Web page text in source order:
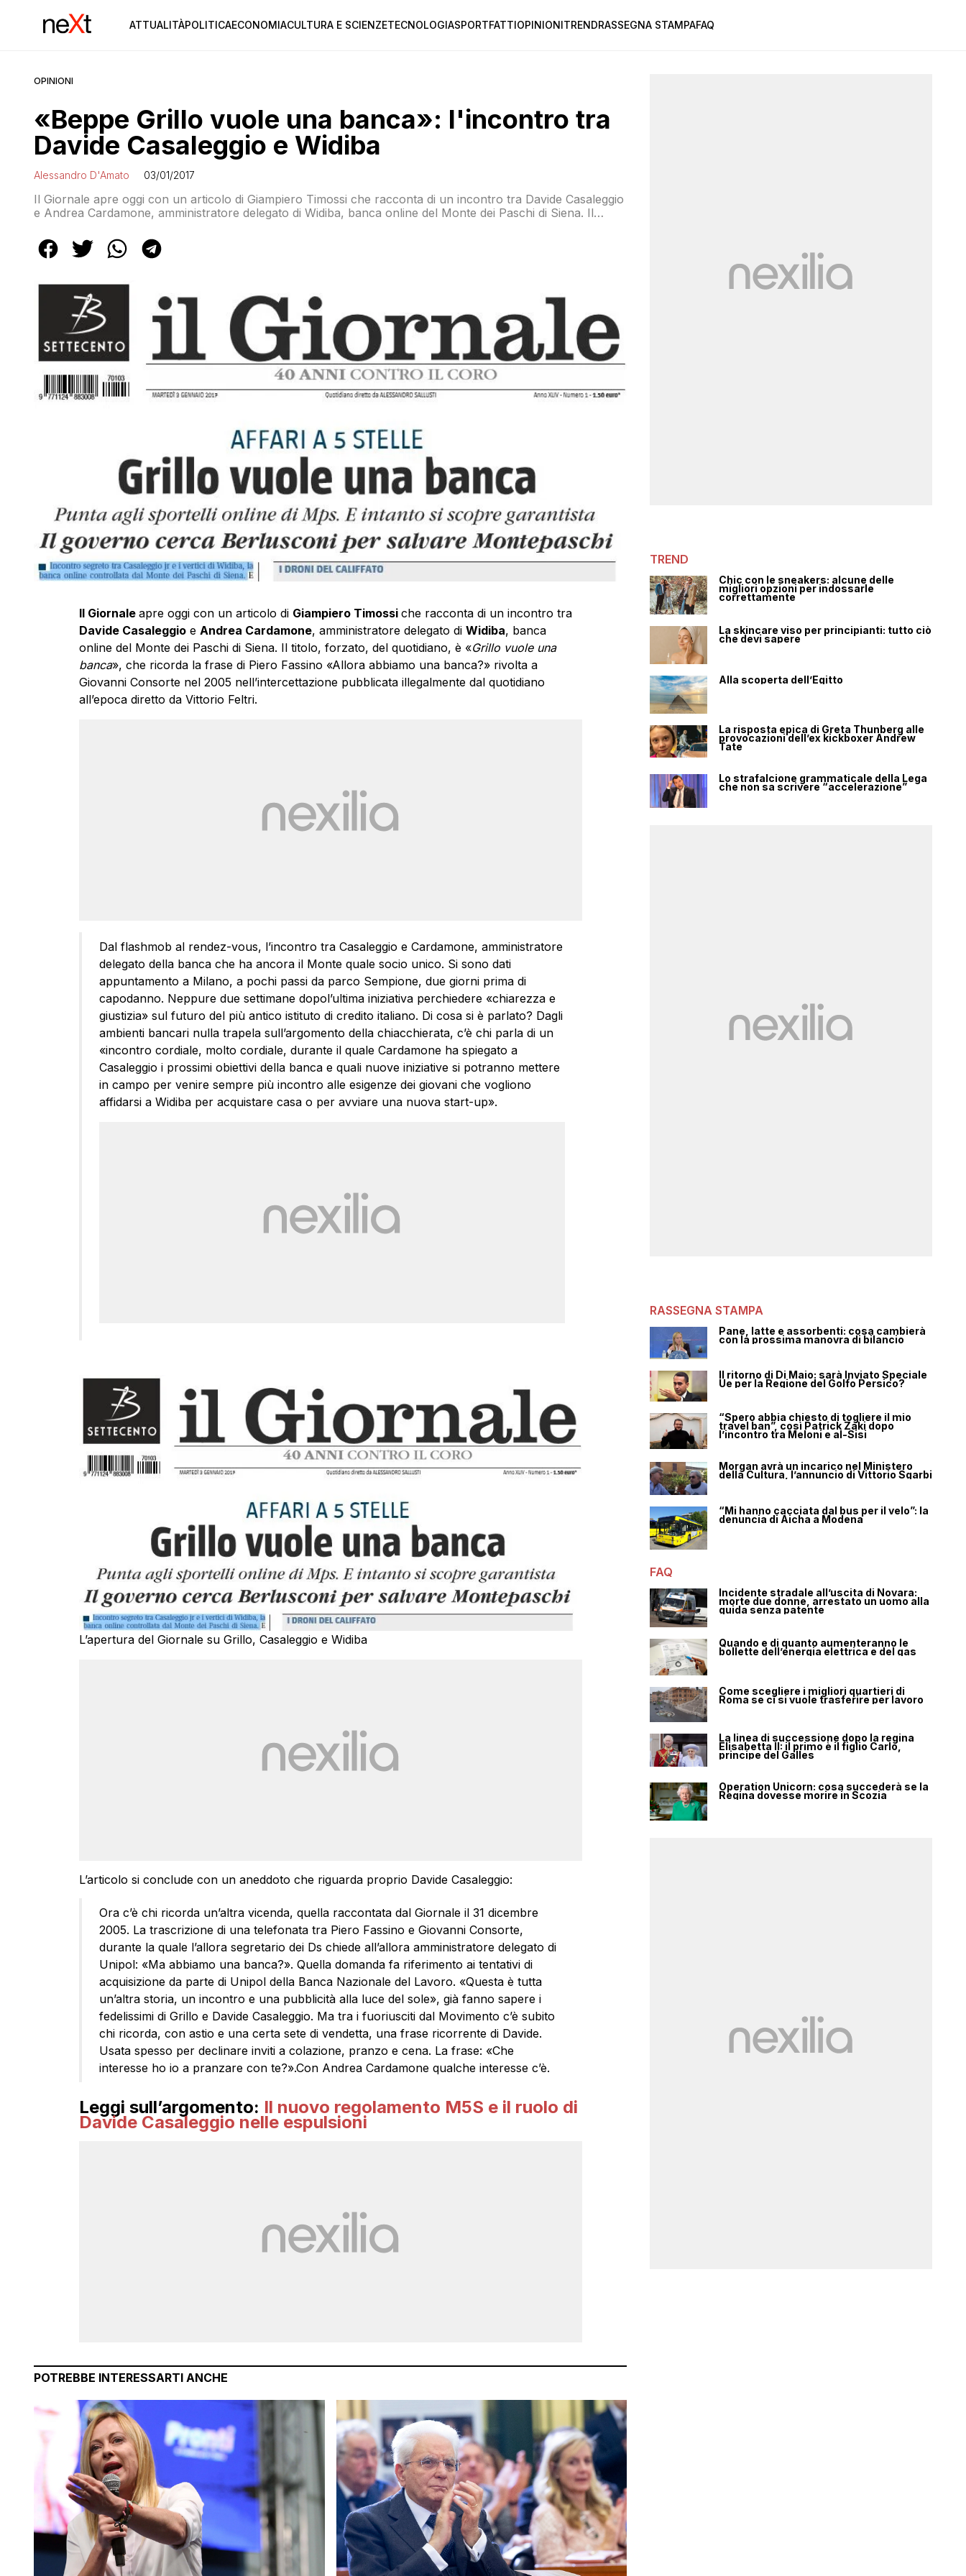
ATTUALITÀPOLITICAECONOMIACULTURA E SCIENZETECNOLOGIASPORTFATTIOPINIONITRENDRASSEGNA STAMPAFAQ
OPINIONI
«Beppe Grillo vuole una banca»: l'incontro tra
Davide Casaleggio e Widiba
Alessandro D'Amato 03/01/2017
Il Giornale apre oggi con un articolo di Giampiero Timossi che racconta di un incontro tra Davide Casaleggio
e Andrea Cardamone, amministratore delegato di Widiba, banca online del Monte dei Paschi di Siena. Il
abbiamo una banca?» rivolta […]
Il Giornale apre oggi con un articolo di Giampiero Timossi che racconta di un incontro tra
Davide Casaleggioe Andrea Cardamone, amministratore delegato di Widiba, banca
online del Monte dei Paschi di Siena. Il titolo, forzato, del quotidiano, è «Grillo vuole una
banca», che ricorda la frase di Piero Fassino «Allora abbiamo una banca?» rivolta a
Giovanni Consorte nel 2005 nell’intercettazione pubblicata illegalmente dal quotidiano
all’epoca diretto da Vittorio Feltri.
Dal flashmob al rendez-vous, l’incontro tra Casaleggio e Cardamone, amministratore
delegato della banca che ha ancora il Monte quale socio unico. Si sono dati
appuntamento a Milano, a pochi passi da parco Sempione, due giorni prima di
capodanno. Neppure due settimane dopol’ultima iniziativa perchiedere «chiarezza e
giustizia» sul futuro del più antico istituto di credito italiano. Di cosa si è parlato? Dagli
ambienti bancari nulla trapela sull’argomento della chiacchierata, c’è chi parla di un
«incontro cordiale, molto cordiale, durante il quale Cardamone ha spiegato a
Casaleggio i prossimi obiettivi della banca e quali nuove iniziative si potranno mettere
in campo per venire sempre più incontro alle esigenze dei giovani che vogliono
affidarsi a Widiba per acquistare casa o per avviare una nuova start-up».
L’apertura del Giornale su Grillo, Casaleggio e Widiba
L’articolo si conclude con un aneddoto che riguarda proprio Davide Casaleggio:
Ora c’è chi ricorda un’altra vicenda, quella raccontata dal Giornale il 31 dicembre
2005. La trascrizione di una telefonata tra Piero Fassino e Giovanni Consorte,
durante la quale l’allora segretario dei Ds chiede all’allora amministratore delegato di
Unipol: «Ma abbiamo una banca?». Quella domanda fa riferimento ai tentativi di
acquisizione da parte di Unipol della Banca Nazionale del Lavoro. «Questa è tutta
un’altra storia, un incontro e una pubblicità alla luce del sole», già fanno sapere i
fedelissimi di Grillo e Davide Casaleggio. Ma tra i fuoriusciti dal Movimento c’è subito
chi ricorda, con astio e una certa sete di vendetta, una frase ricorrente di Davide.
Usata spesso per declinare inviti a colazione, pranzo e cena. La frase: «Che
interesse ho io a pranzare con te?».Con Andrea Cardamone qualche interesse c’è.
Leggi sull’argomento: Il nuovo regolamento M5S e il ruolo di
Davide Casaleggio nelle espulsioni
POTREBBE INTERESSARTI ANCHE
TREND
Chic con le sneakers: alcune delle
migliori opzioni per indossarle
correttamente
La skincare viso per principianti: tutto ciò
che devi sapere
Alla scoperta dell’Egitto
La risposta epica di Greta Thunberg alle
provocazioni dell’ex kickboxer Andrew
Tate
Lo strafalcione grammaticale della Lega
che non sa scrivere “accelerazione”
RASSEGNA STAMPA
Pane, latte e assorbenti: cosa cambierà
con la prossima manovra di bilancio
Il ritorno di Di Maio: sarà Inviato Speciale
Ue per la Regione del Golfo Persico?
“Spero abbia chiesto di togliere il mio
travel ban”, così Patrick Zaki dopo
l’incontro tra Meloni e al-Sisi
Morgan avrà un incarico nel Ministero
della Cultura, l’annuncio di Vittorio Sgarbi
“Mi hanno cacciata dal bus per il velo”: la
denuncia di Aicha a Modena
FAQ
Incidente stradale all’uscita di Novara:
morte due donne, arrestato un uomo alla
guida senza patente
Quando e di quanto aumenteranno le
bollette dell’energia elettrica e del gas
Come scegliere i migliori quartieri di
Roma se ci si vuole trasferire per lavoro
La linea di successione dopo la regina
Elisabetta II: il primo è il figlio Carlo,
principe del Galles
Operation Unicorn: cosa succederà se la
Regina dovesse morire in Scozia